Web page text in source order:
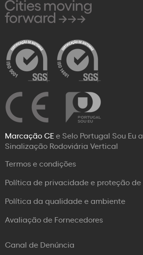
Marcação CEe Selo Portugal Sou Eu
Sinalização Rodoviária Vertical
Termos e condições
Política de privacidade e proteção de
Política da qualidade e ambiente
Avaliação de Fornecedores
Canal de Denúncia